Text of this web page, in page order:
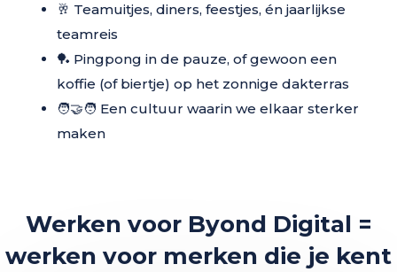
🥂 Teamuitjes, diners, feestjes, én jaarlijkse
teamreis
🏓 Pingpong in de pauze, of gewoon een
koffie (of biertje) op het zonnige dakterras
🧑‍🤝‍🧑 Een cultuur waarin we elkaar sterker
maken
Werken voor Byond Digital =
werken voor merken die je kent